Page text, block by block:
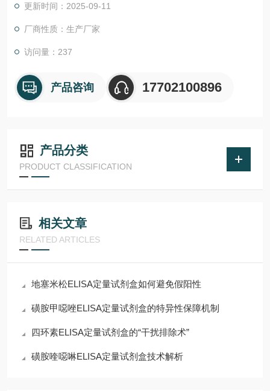
更新时间：2025-09-11
厂商性质：生产厂家
访问量：237
产品咨询 17702100896
产品分类
PRODUCT CLASSIFICATION
相关文章
RELATED ARTICLES
地塞米松ELISA定量试剂盒如何避免假阳性
磺胺甲噁唑ELISA定量试剂盒的特异性保障机制
四环素ELISA定量试剂盒的“干扰排除术”
磺胺喹噁啉ELISA定量试剂盒技术解析